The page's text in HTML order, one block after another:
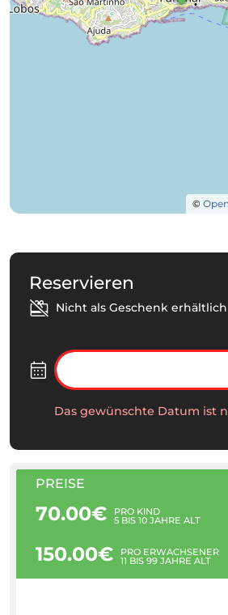
©
Reservieren
Nicht als Geschenk erhältlich
Das gewünschte Datum ist
PREISE
70.00€ PRO KIND
5 BIS 10 JAHRE ALT
150.00€ PRO ERWACHSENER
11 BIS 99 JAHRE ALT